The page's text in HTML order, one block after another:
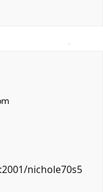
nichole70s5